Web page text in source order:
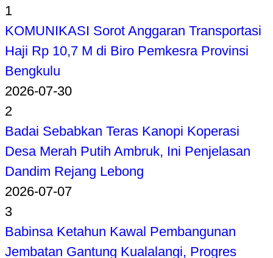
1
KOMUNIKASI Sorot Anggaran Transportasi
Haji Rp 10,7 M di Biro Pemkesra Provinsi
Bengkulu
2026-07-30
2
Badai Sebabkan Teras Kanopi Koperasi
Desa Merah Putih Ambruk, Ini Penjelasan
Dandim Rejang Lebong
2026-07-07
3
Babinsa Ketahun Kawal Pembangunan
Jembatan Gantung Kualalangi, Progres